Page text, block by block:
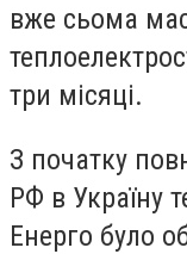
вже сьома
три місяці.
З початку
РФ в Україну
Енерго було